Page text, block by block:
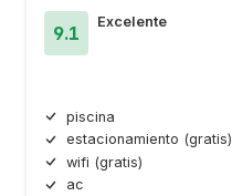
9.1
Excelente
piscina
estacionamiento (gratis)
wifi (gratis)
ac